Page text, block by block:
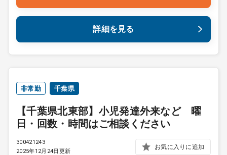
詳細を見る
非常勤 千葉県
【千葉県北東部】小児発達外来など 曜
日・回数・時間はご相談ください
300421243
2025年12月24日更新
お気に入りに追加